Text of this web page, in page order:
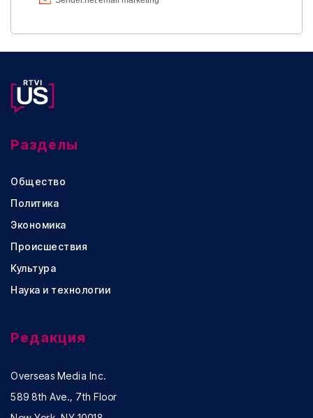
Разделы
Общество
Политика
Экономика
Происшествия
Культура
Наука и технологии
Редакция
Overseas Media Inc.
589 8th Ave., 7th Floor